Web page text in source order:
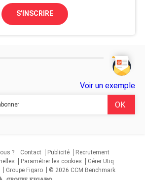
S'INSCRIRE
Voir un exemple
?
Contact Publicité
Recrutement
Paramétrer les cookies
Gérer Utiq
Groupe Figaro © 2026 CCM Benchmark